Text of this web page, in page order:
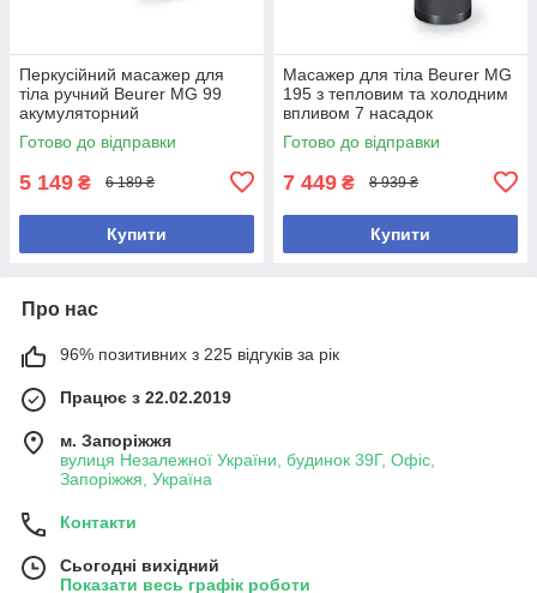
Перкусійний масажер для
тіла ручний Beurer MG 99
акумуляторний
Готово до відправки
5 149 ₴ 6 189 ₴
Купити
Маcажер для тіла Beurer MG
195 з тепловим та холодним
впливом 7 насадок
Готово до відправки
7 449 ₴ 8 939 ₴
Купити
Про нас
96% позитивних з 225 відгуків за рік
Працює з 22.02.2019
м. Запоріжжя
вулиця Незалежної України, будинок 39Г, Офіс,
Запоріжжя, Україна
Контакти
Сьогодні вихідний
Показати весь графік роботи